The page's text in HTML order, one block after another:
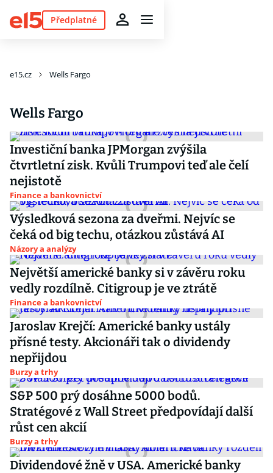
Předplatné
e15.cz Wells Fargo
Wells Fargo
Investiční banka JPMorgan zvýšila
čtvrtletní zisk. Kvůli Trumpovi teď ale čelí
nejistotě
Finance a bankovnictví
Výsledková sezona za dveřmi. Nejvíc se
čeká od big techu, otázkou zůstává AI
Názory a analýzy
Největší americké banky si v závěru roku
vedly rozdílně. Citigroup je ve ztrátě
Finance a bankovnictví
Jaroslav Krejčí: Americké banky ustály
přísné testy. Akcionáři tak o dividendy
nepřijdou
Burzy a trhy
S&P 500 prý dosáhne 5000 bodů.
Stratégové z Wall Street předpovídají další
růst cen akcií
Burzy a trhy
Dividendové žně v USA. Americké banky